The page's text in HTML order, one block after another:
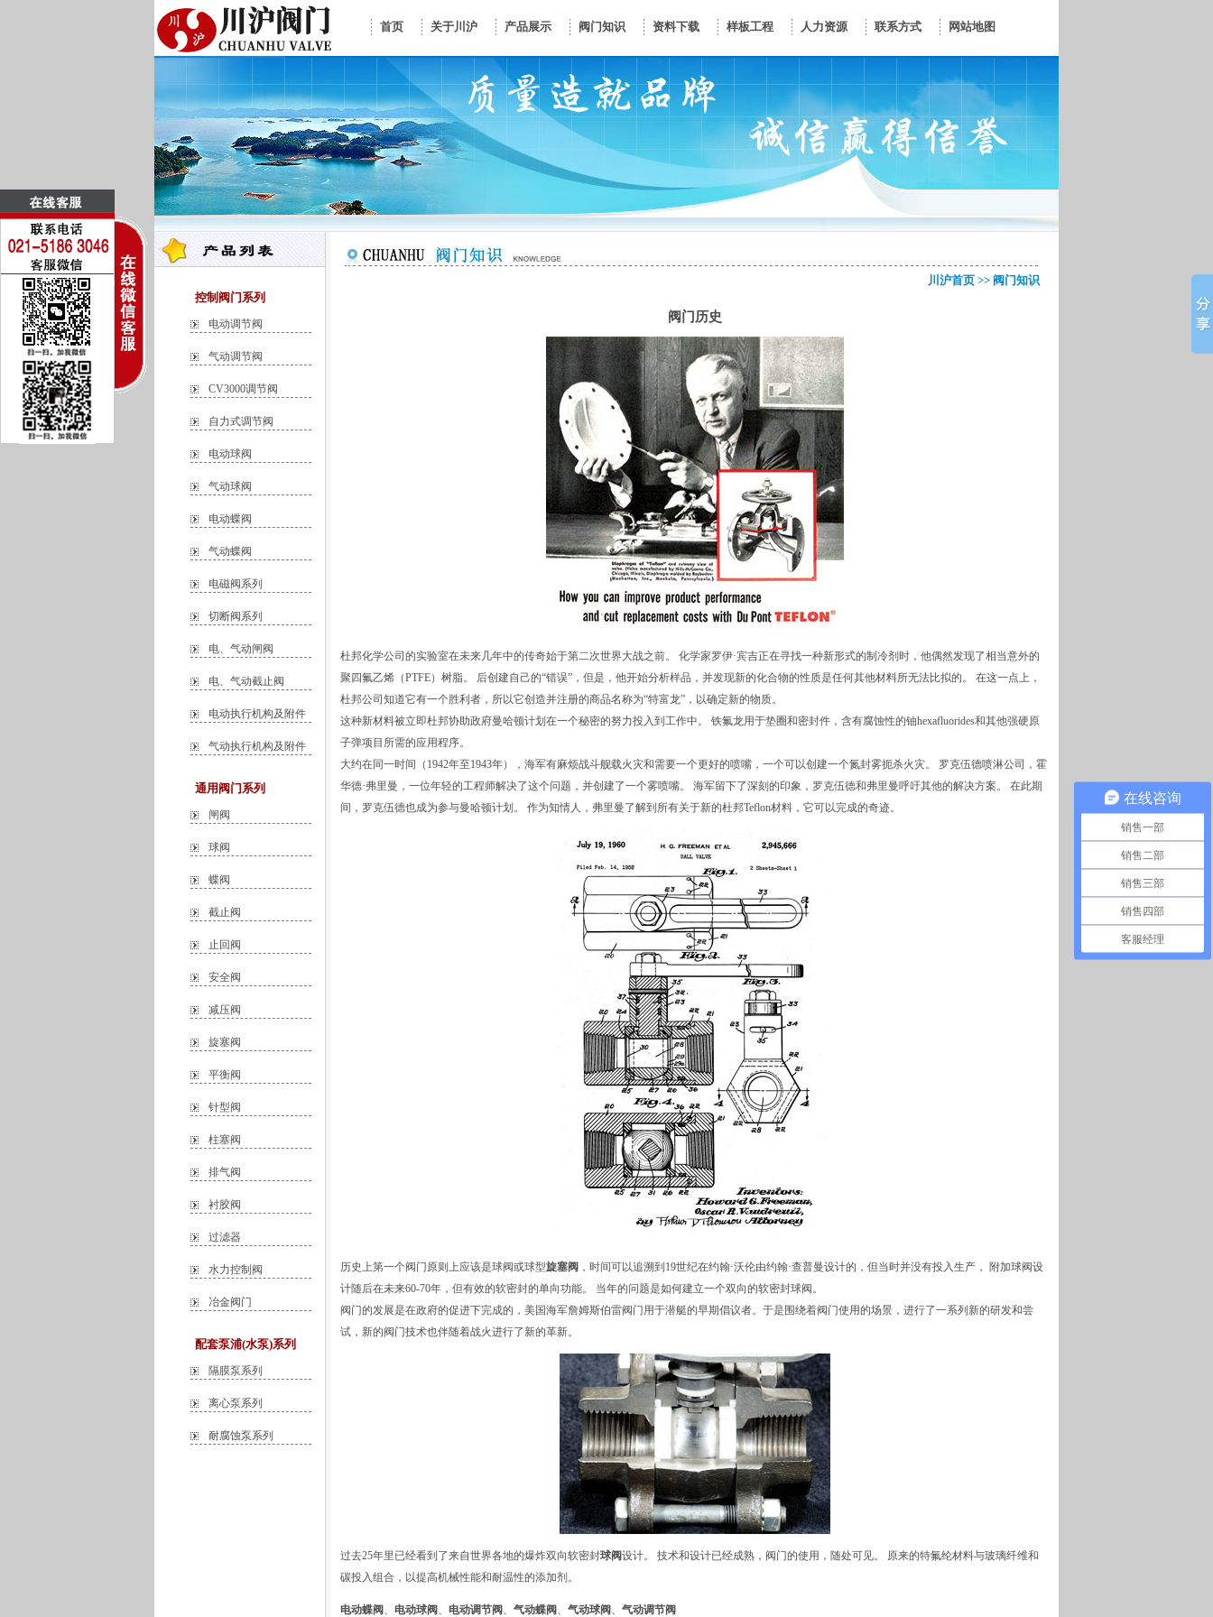
首页 关于川沪 产品展示 阀门知识 资料下载 样板工程 人力资源 联系方式 网站地图
控制阀门系列
电动调节阀
气动调节阀
CV3000调节阀
自力式调节阀
电动球阀
气动球阀
电动蝶阀
气动蝶阀
电磁阀系列
切断阀系列
电、气动闸阀
电、气动截止阀
电动执行机构及附件
气动执行机构及附件
通用阀门系列
闸阀
球阀
蝶阀
截止阀
止回阀
安全阀
减压阀
旋塞阀
平衡阀
针型阀
柱塞阀
排气阀
衬胶阀
过滤器
水力控制阀
冶金阀门
配套泵浦(水泵)系列
隔膜泵系列
离心泵系列
耐腐蚀泵系列
川沪首页 >> 阀门知识
阀门历史
杜邦化学公司的实验室在未来几年中的传奇始于第二次世界大战之前。 化学家罗伊·宾吉正在寻找一种新形式的制冷剂时，他偶然发现了相当意外的
聚四氟乙烯（PTFE）树脂。 后创建自己的“错误”，但是，他开始分析样品，并发现新的化合物的性质是任何其他材料所无法比拟的。 在这一点上，
杜邦公司知道它有一个胜利者，所以它创造并注册的商品名称为“特富龙”，以确定新的物质。
这种新材料被立即杜邦协助政府曼哈顿计划在一个秘密的努力投入到工作中。 铁氟龙用于垫圈和密封件，含有腐蚀性的铀hexafluorides和其他强硬原
子弹项目所需的应用程序。
大约在同一时间（1942年至1943年），海军有麻烦战斗舰载火灾和需要一个更好的喷嘴，一个可以创建一个氮封雾扼杀火灾。 罗克伍德喷淋公司，霍
华德·弗里曼，一位年轻的工程师解决了这个问题，并创建了一个雾喷嘴。 海军留下了深刻的印象，罗克伍德和弗里曼呼吁其他的解决方案。 在此期
间，罗克伍德也成为参与曼哈顿计划。 作为知情人，弗里曼了解到所有关于新的杜邦Teflon材料，它可以完成的奇迹。
历史上第一个阀门原则上应该是球阀或球型旋塞阀 ，时间可以追溯到19世纪在约翰·沃伦由约翰·查普曼设计的，但当时并没有投入生产， 附加球阀设
计随后在未来60-70年，但有效的软密封的单向功能。 当年的问题是如何建立一个双向的软密封球阀。
阀门的发展是在政府的促进下完成的，美国海军詹姆斯伯雷阀门用于潜艇的早期倡议者。于是围绕着阀门使用的场景，进行了一系列新的研发和尝
试，新的阀门技术也伴随着战火进行了新的革新。
过去25年里已经看到了来自世界各地的爆炸双向软密封球阀设计。 技术和设计已经成熟，阀门的使用，随处可见。 原来的特氟纶材料与玻璃纤维和
碳投入组合，以提高机械性能和耐温性的添加剂。
电动蝶阀 电动球阀 电动调节阀 气动蝶阀 气动球阀 气动调节阀
在线咨询
销售一部
销售二部
销售三部
销售四部
客服经理